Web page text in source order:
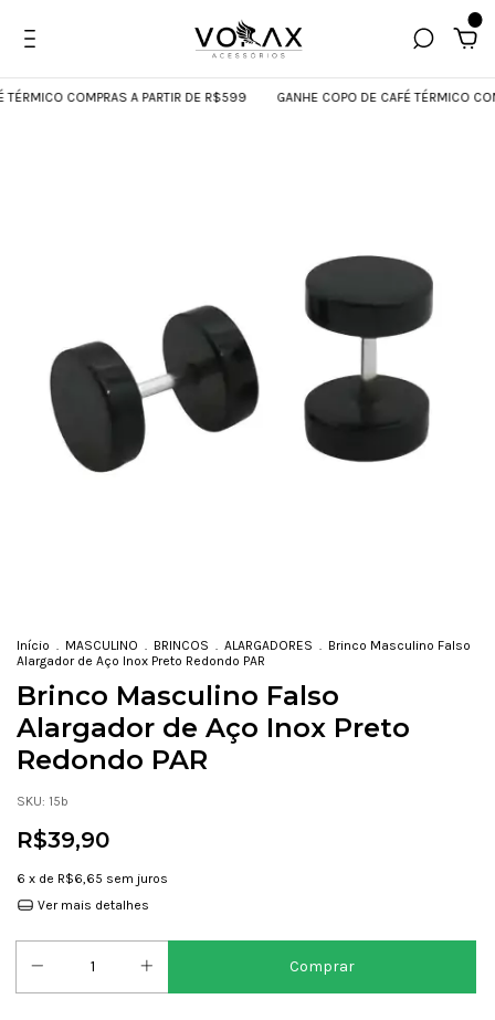
COMPRAS A PARTIR DE R$599 GANHE COPO DE CAFÉ TÉRMICO
Início . MASCULINO . BRINCOS . ALARGADORES . Brinco Masculino Falso
Alargador de Aço Inox Preto Redondo PAR
Brinco Masculino Falso
Alargador de Aço Inox Preto
Redondo PAR
SKU: 15b
R$39,90
6 x de R$6,65 sem juros
Ver mais detalhes